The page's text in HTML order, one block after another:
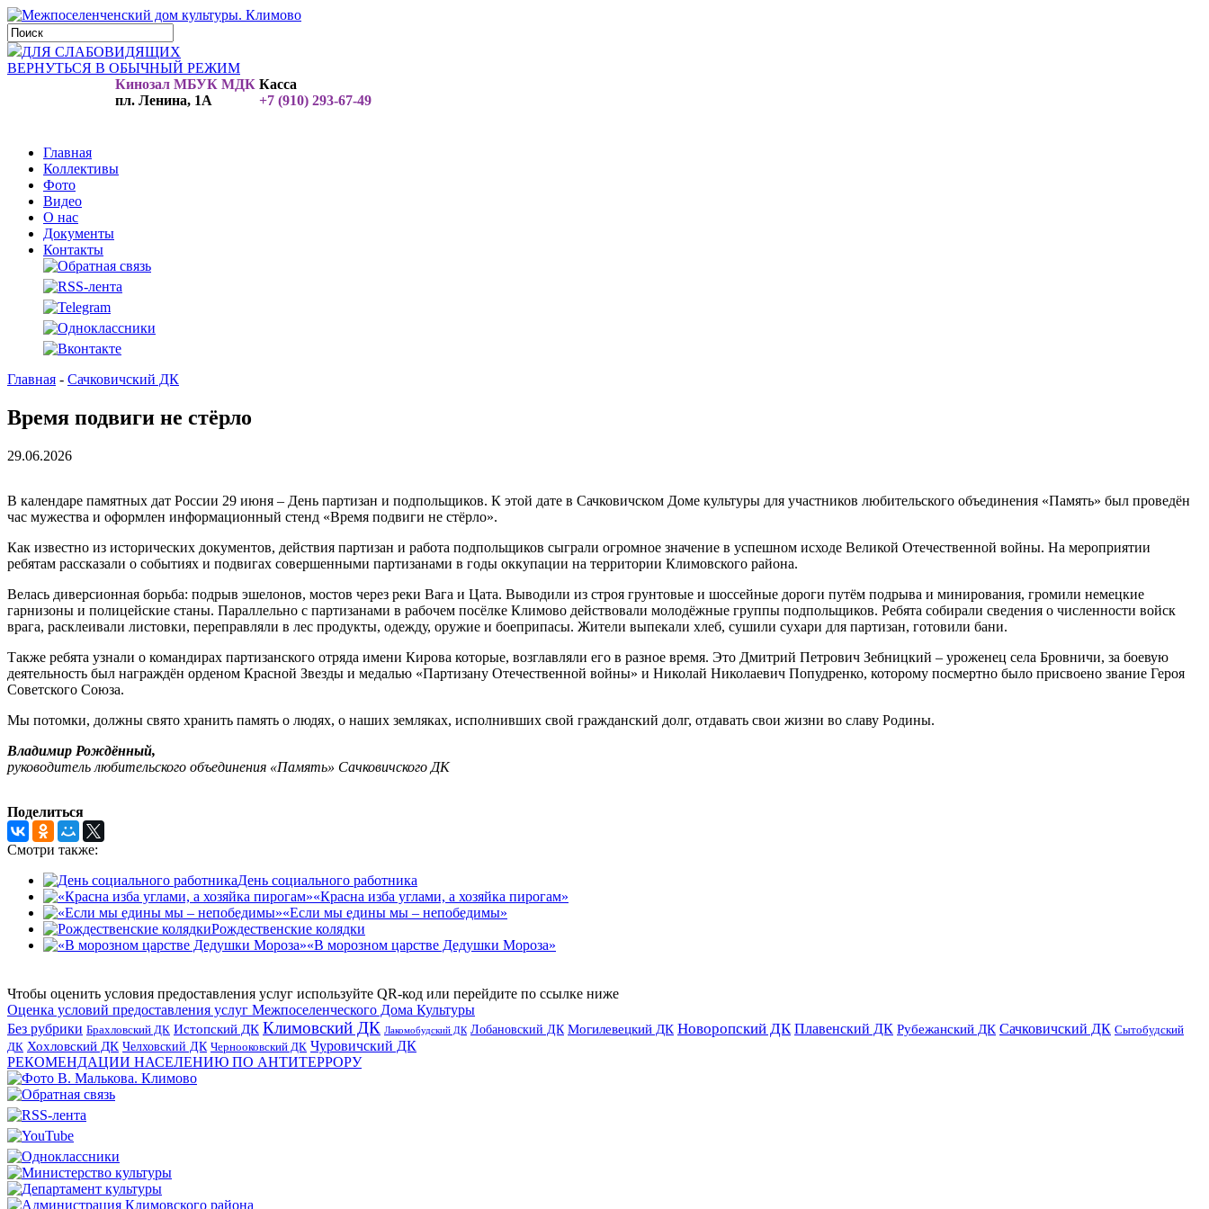
ДЛЯ СЛАБОВИДЯЩИХ
ВЕРНУТЬСЯ В ОБЫЧНЫЙ РЕЖИМ
Кинозал МБУК МДК
пл. Ленина, 1А
Касса
+7 (910) 293-67-49
Главная
Коллективы
Фото
Видео
О нас
Документы
Контакты
Главная - Сачковичский ДК
Время подвиги не стёрло
29.06.2026
В календаре памятных дат России 29 июня – День партизан и подпольщиков. К этой дате в Сачковичском Доме культуры для участников любительского объединения «Память» был проведён
час мужества и оформлен информационный стенд «Время подвиги не стёрло».
Как известно из исторических документов, действия партизан и работа подпольщиков сыграли огромное значение в успешном исходе Великой Отечественной войны. На мероприятии
ребятам рассказали о событиях и подвигах совершенными партизанами в годы оккупации на территории Климовского района.
Велась диверсионная борьба: подрыв эшелонов, мостов через реки Вага и Цата. Выводили из строя грунтовые и шоссейные дороги путём подрыва и минирования, громили немецкие
гарнизоны и полицейские станы. Параллельно с партизанами в рабочем посёлке Климово действовали молодёжные группы подпольщиков. Ребята собирали сведения о численности войск
врага, расклеивали листовки, переправляли в лес продукты, одежду, оружие и боеприпасы. Жители выпекали хлеб, сушили сухари для партизан, готовили бани.
Также ребята узнали о командирах партизанского отряда имени Кирова которые, возглавляли его в разное время. Это Дмитрий Петрович Зебницкий – уроженец села Бровничи, за боевую
деятельность был награждён орденом Красной Звезды и медалью «Партизану Отечественной войны» и Николай Николаевич Попудренко, которому посмертно было присвоено звание Героя
Советского Союза.
Мы потомки, должны свято хранить память о людях, о наших земляках, исполнивших свой гражданский долг, отдавать свои жизни во славу Родины.
Владимир Рождённый,
руководитель любительского объединения «Память» Сачковичского ДК
Поделиться
Смотри также:
День социального работника
«Красна изба углами, а хозяйка пирогам»
«Если мы едины мы – непобедимы»
Рождественские колядки
«В морозном царстве Дедушки Мороза»
Чтобы оценить условия предоставления услуг используйте QR-код или перейдите по ссылке ниже
Оценка условий предоставления услуг Межпоселенческого Дома Культуры
Без рубрики Брахловский ДК Истопский ДК Климовский ДК Лакомобудский ДК Лобановский ДК Могилевецкий ДК Новоропский ДК Плавенский ДК Рубежанский ДК Сачковичский ДК Сытобудский
ДК Хохловский ДК Челховский ДК Чернооковский ДК Чуровичский ДК
РЕКОМЕНДАЦИИ НАСЕЛЕНИЮ ПО АНТИТЕРРОРУ